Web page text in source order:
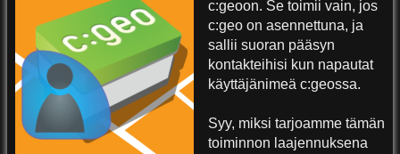
c:geoon. Se toimii vain, jos
c:geo on asennettuna, ja
sallii suoran pääsyn
kontakteihisi kun napautat
käyttäjänimeä c:geossa.
Syy, miksi tarjoamme tämän
toiminnon laajennuksena